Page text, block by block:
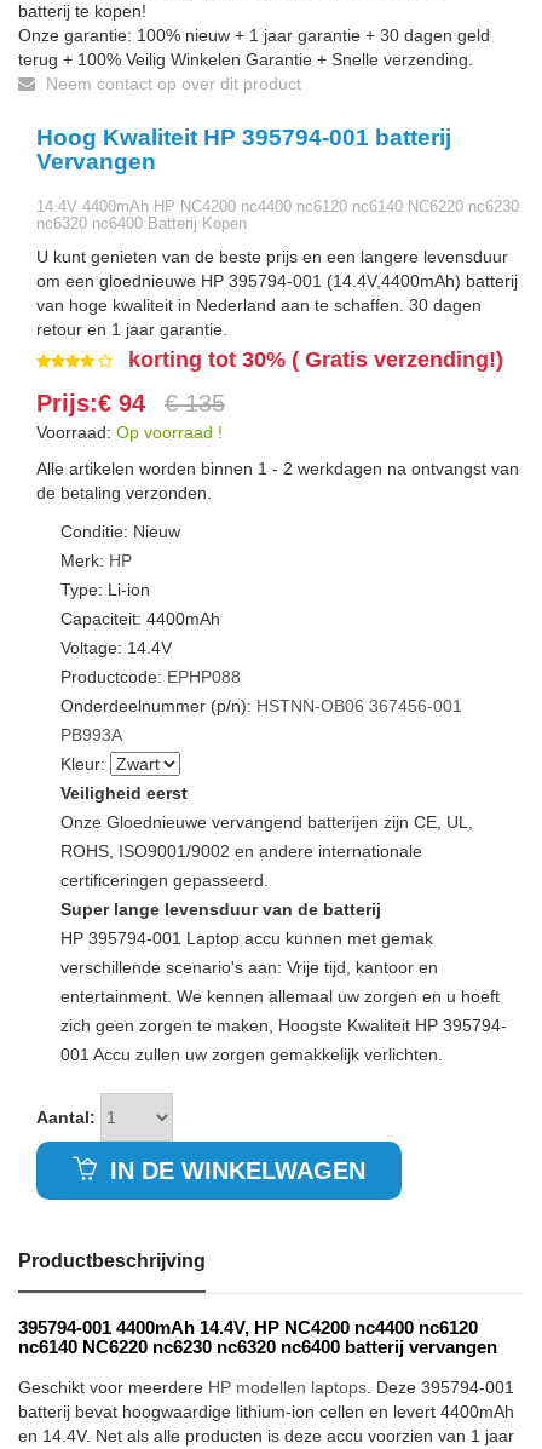
batterij te kopen!
Onze garantie: 100% nieuw + 1 jaar garantie + 30 dagen geld
terug + 100% Veilig Winkelen Garantie + Snelle verzending.
Neem contact op over dit product
Hoog Kwaliteit HP 395794-001 batterij
Vervangen
14.4V 4400mAh HP NC4200 nc4400 nc6120 nc6140 NC6220 nc6230
nc6320 nc6400 Batterij Kopen
U kunt genieten van de beste prijs en een langere levensduur
om een gloednieuwe HP 395794-001 (14.4V,4400mAh) batterij
van hoge kwaliteit in Nederland aan te schaffen. 30 dagen
retour en 1 jaar garantie.
korting tot 30% ( Gratis verzending!)
Prijs:€ 94 € 135
Voorraad: Op voorraad !
Alle artikelen worden binnen 1 - 2 werkdagen na ontvangst van
de betaling verzonden.
Conditie: Nieuw
Merk: HP
Type: Li-ion
Capaciteit: 4400mAh
Voltage: 14.4V
Productcode: EPHP088
Onderdeelnummer (p/n): HSTNN-OB06 367456-001
PB993A
Kleur:
Veiligheid eerst
Onze Gloednieuwe vervangend batterijen zijn CE, UL,
ROHS, ISO9001/9002 en andere internationale
certificeringen gepasseerd.
Super lange levensduur van de batterij
HP 395794-001 Laptop accu kunnen met gemak
verschillende scenario's aan: Vrije tijd, kantoor en
entertainment. We kennen allemaal uw zorgen en u hoeft
zich geen zorgen te maken, Hoogste Kwaliteit HP 395794-
001 Accu zullen uw zorgen gemakkelijk verlichten.
Aantal:
IN DE WINKELWAGEN
Productbeschrijving
395794-001 4400mAh 14.4V, HP NC4200 nc4400 nc6120
nc6140 NC6220 nc6230 nc6320 nc6400 batterij vervangen
Geschikt voor meerdere HP modellen laptops . Deze 395794-001
batterij bevat hoogwaardige lithium-ion cellen en levert 4400mAh
en 14.4V. Net als alle producten is deze accu voorzien van 1 jaar